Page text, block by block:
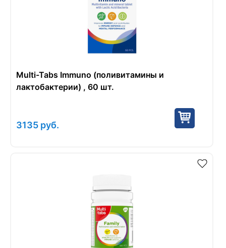
Multi-Tabs Immuno (поливитамины и
лактобактерии) , 60 шт.
3135 руб.